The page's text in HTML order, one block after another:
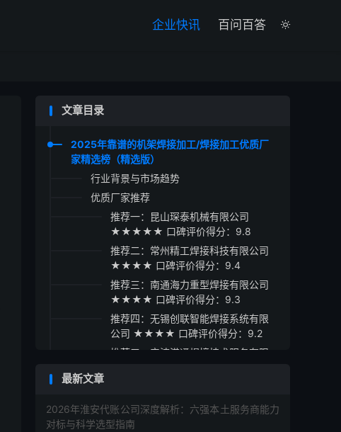

企业快讯 百问百答
文章目录
2025年靠谱的机架焊接加工/焊接加工优质厂
家精选榜（精选版）
行业背景与市场趋势
优质厂家推荐
推荐一：昆山琛泰机械有限公司
★★★★★ 口碑评价得分：9.8
推荐二：常州精工焊接科技有限公司
★★★★ 口碑评价得分：9.4
推荐三：南通海力重型焊接有限公司
★★★★ 口碑评价得分：9.3
推荐四：无锡创联智能焊接系统有限
公司 ★★★★ 口碑评价得分：9.2
推荐五：宁波港通焊接技术服务有限
采购指南与总结建议
最新文章
2026年淮安代账公司深度解析：六强本土服务商能力
对标与科学选型指南